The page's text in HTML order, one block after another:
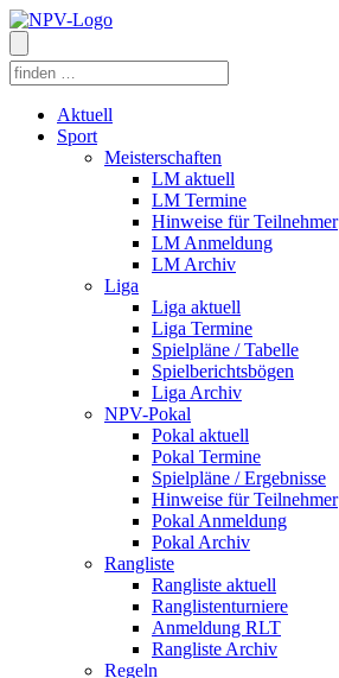
Aktuell
Sport
Meisterschaften
LM aktuell
LM Termine
Hinweise für Teilnehmer
LM Anmeldung
LM Archiv
Liga
Liga aktuell
Liga Termine
Spielpläne / Tabelle
Spielberichtsbögen
Liga Archiv
NPV-Pokal
Pokal aktuell
Pokal Termine
Spielpläne / Ergebnisse
Hinweise für Teilnehmer
Pokal Anmeldung
Pokal Archiv
Rangliste
Rangliste aktuell
Ranglistenturniere
Anmeldung RLT
Rangliste Archiv
Regeln